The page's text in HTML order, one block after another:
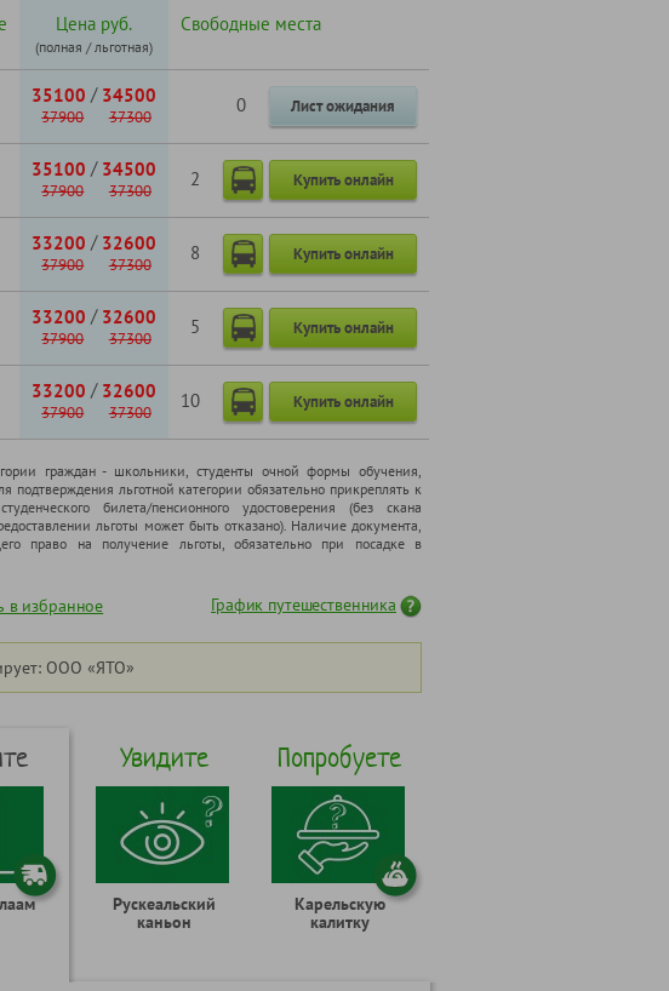
Цена руб.
(полная / льготная)
Свободные места
35100 / 34500
37900 37300
0 Лист ожидания
35100 / 34500
37900 37300
2 Купить онлайн
33200 / 32600
37900 37300
8 Купить онлайн
33200 / 32600
37900 37300
5 Купить онлайн
33200 / 32600
37900 37300
10 Купить онлайн
граждан - школьники, cтуденты очной формы обучения,
подтверждения льготной категории обязательно прикреплять к
билета/пенсионного удостоверения (без скана
льготы может быть отказано). Наличие документа,
право на получение льготы, обязательно при посадке в
в избранное График путешественника
ООО «ЯТО»
Увидите
Рускеальский
каньон
Попробуете
Карельскую
калитку